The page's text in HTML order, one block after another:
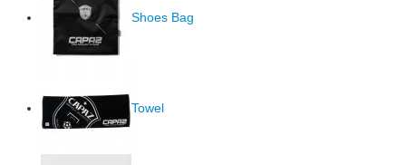
Shoes Bag
Towel